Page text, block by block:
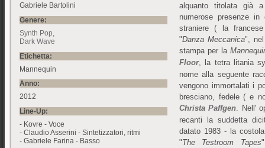
Gabriele Bartolini
Genere:
Synth Pop
Dark Wave
Etichetta:
Mannequin
Anno:
2012
Line-Up:
- Kovre - Voce
- Claudio Asserini - Sintetizzatori, ritmi
- Gabriele Farina - Basso
alquanto titolata già
numerose presenze
straniere ( la
"Danza Meccanica",
stampa per la
Floor, la tetra litania
nome alla seguente
vengono immortalati i
bresciano, fedele ( e
Christa Paffgen. Nell'
recanti la suddetta
datato 1983 - la
"The Testroom Tapes